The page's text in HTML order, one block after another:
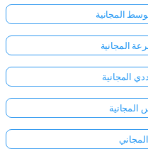
المجانية
المجانية
المجانية
المجانية